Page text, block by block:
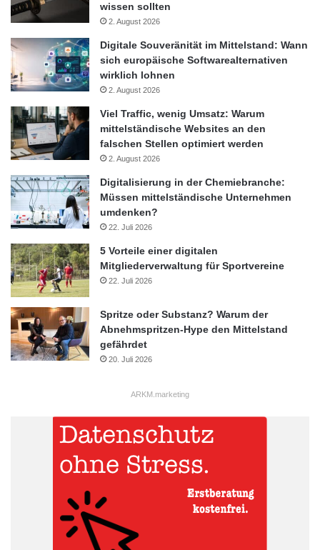
wissen sollten
2. August 2026
Digitale Souveränität im Mittelstand: Wann
sich europäische Softwarealternativen
wirklich lohnen
2. August 2026
Viel Traffic, wenig Umsatz: Warum
mittelständische Websites an den
falschen Stellen optimiert werden
2. August 2026
Digitalisierung in der Chemiebranche:
Müssen mittelständische Unternehmen
umdenken?
22. Juli 2026
5 Vorteile einer digitalen
Mitgliederverwaltung für Sportvereine
22. Juli 2026
Spritze oder Substanz? Warum der
Abnehmspritzen-Hype den Mittelstand
gefährdet
20. Juli 2026
ARKM.marketing